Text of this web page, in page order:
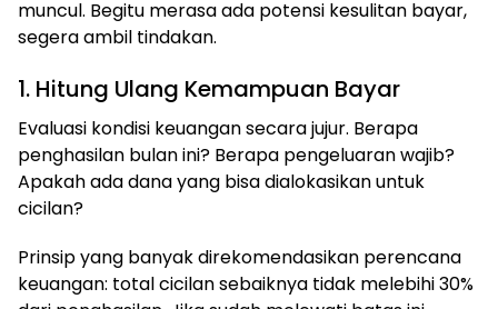
muncul. Begitu merasa ada potensi kesulitan bayar,
segera ambil tindakan.
1. Hitung Ulang Kemampuan Bayar
Evaluasi kondisi keuangan secara jujur. Berapa
penghasilan bulan ini? Berapa pengeluaran wajib?
Apakah ada dana yang bisa dialokasikan untuk
cicilan?
Prinsip yang banyak direkomendasikan perencana
keuangan: total cicilan sebaiknya tidak melebihi 30%